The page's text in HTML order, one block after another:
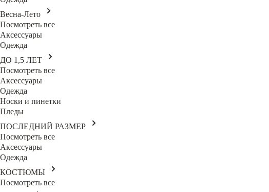
Весна-Лето
Посмотреть все
Аксессуары
Одежда
ДО 1,5 ЛЕТ
Посмотреть все
Аксессуары
Одежда
Носки и пинетки
Пледы
ПОСЛЕДНИЙ РАЗМЕР
Посмотреть все
Аксессуары
Одежда
КОСТЮМЫ
Посмотреть все